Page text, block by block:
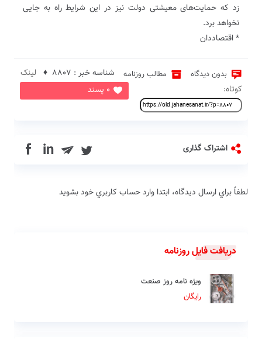
زد که حمایت‌های معیشتی دولت نیز در این شرایط راه به جایی
نخواهد برد.
* اقتصاددان
بدون دیدگاه مطالب روزنامه
0 پسند
شناسه خبر : 8807 ♦
لینک
کوتاه:
اشتراک گذاری in
لطفاً براي ارسال دیدگاه، ابتدا وارد حساب كاربري خود بشويد
دریافت فایل روزنامه
ویژه نامه روز صنعت
رایگان